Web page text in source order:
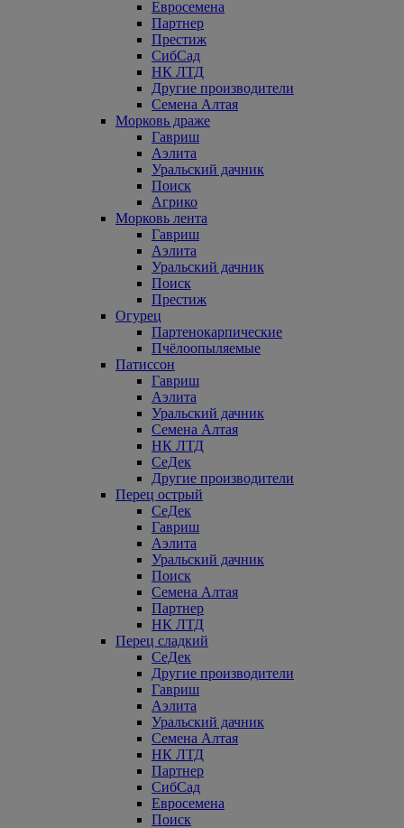
Евросемена
Партнер
Престиж
СибСад
НК ЛТД
Другие производители
Семена Алтая
Морковь драже
Гавриш
Аэлита
Уральский дачник
Поиск
Агрико
Морковь лента
Гавриш
Аэлита
Уральский дачник
Поиск
Престиж
Огурец
Партенокарпические
Пчёлоопыляемые
Патиссон
Гавриш
Аэлита
Уральский дачник
Семена Алтая
НК ЛТД
СеДек
Другие производители
Перец острый
СеДек
Гавриш
Аэлита
Уральский дачник
Поиск
Семена Алтая
Партнер
НК ЛТД
Перец сладкий
СеДек
Другие производители
Гавриш
Аэлита
Уральский дачник
Семена Алтая
НК ЛТД
Партнер
СибСад
Евросемена
Поиск